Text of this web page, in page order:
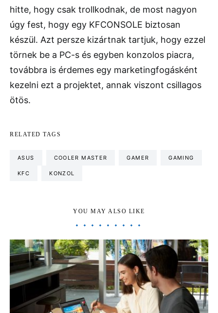
hitte, hogy csak trollkodnak, de most nagyon
úgy fest, hogy egy KFCONSOLE biztosan
készül. Azt persze kizártnak tartjuk, hogy ezzel
törnek be a PC-s és egyben konzolos piacra,
továbbra is érdemes egy marketingfogásként
kezelni ezt a projektet, annak viszont csillagos
ötös.
RELATED TAGS
ASUS COOLER MASTER GAMER GAMING
KFC KONZOL
YOU MAY ALSO LIKE